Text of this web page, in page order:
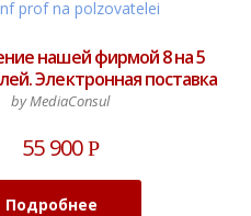
нашей фирмой 8 на 5
Электронная поставка
by MediaConsul
55 900Р
Подробнее